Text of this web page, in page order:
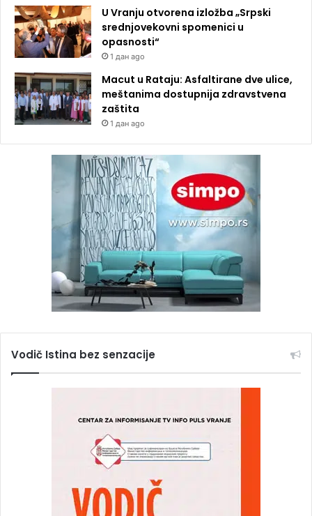
U Vranju otvorena izložba „Srpski
srednjovekovni spomenici u
opasnosti“
1 дан ago
Macut u Rataju: Asfaltirane dve ulice,
meštanima dostupnija zdravstvena
zaštita
1 дан ago
Vodič Istina bez senzacije